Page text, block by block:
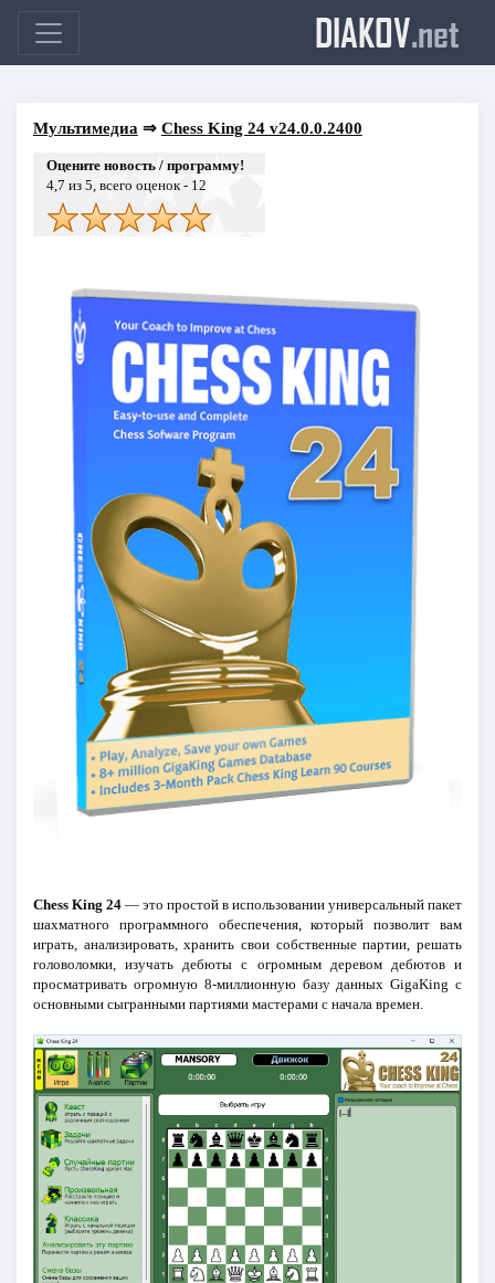
DIAKOV.net
Мультимедиа ⇒ Chess King 24 v24.0.0.2400
Оцените новость / программу!
4,7 из 5, всего оценок - 12
Chess King 24— это простой в использовании универсальный пакет
шахматного программного обеспечения, который позволит вам
играть, анализировать, хранить свои собственные партии, решать
головоломки, изучать дебюты с огромным деревом дебютов и
просматривать огромную 8-миллионную базу данных GigaKing с
основными сыгранными партиями мастерами с начала времен.